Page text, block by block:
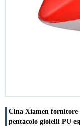
Cina Xiamen fornitore
pentacolo gioielli PU